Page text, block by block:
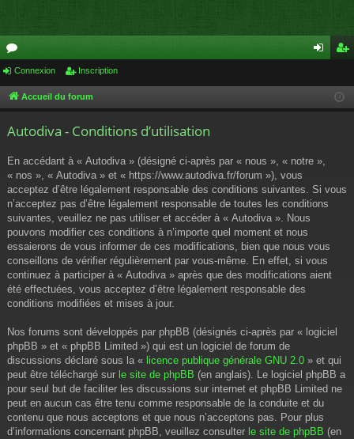
or
u cri
Connexion Inscription
Accueil du forum
Autodiva - Conditions d’utilisation
En accédant à « Autodiva » (désigné ci-après par « nous », « notre »,
« nos », « Autodiva » et « https://www.autodiva.fr/forum »), vous
acceptez d’être légalement responsable des conditions suivantes. Si vous
n’acceptez pas d’être légalement responsable de toutes les conditions
suivantes, veuillez ne pas utiliser et accéder à « Autodiva ». Nous
pouvons modifier ces conditions à n’importe quel moment et nous
essaierons de vous informer de ces modifications, bien que nous vous
conseillons de vérifier régulièrement par vous-même. En effet, si vous
continuez à participer à « Autodiva » après que des modifications aient
été effectuées, vous acceptez d’être légalement responsable des
conditions modifiées et mises à jour.
Nos forums sont développés par phpBB (désignés ci-après par « logiciel
phpBB » et « phpBB Limited ») qui est un logiciel de forum de
discussions déclaré sous la « licence publique générale GNU 2.0 » et qui
peut être téléchargé sur le site de phpBB (en anglais). Le logiciel phpBB a
pour seul but de faciliter les discussions sur internet et phpBB Limited ne
peut en aucun cas être tenu comme responsable de la conduite et du
contenu que nous acceptons et que nous n’acceptons pas. Pour plus
d’informations concernant phpBB, veuillez consulter le site de phpBB (en